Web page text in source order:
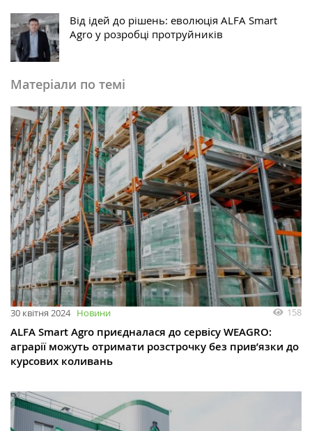
Від ідей до рішень: еволюція ALFA Smart
Agro у розробці протруйників
Матеріали по темі
30 квітня 2024 Новини 158
ALFA Smart Agro приєдналася до сервісу WEAGRO:
аграрії можуть отримати розстрочку без прив’язки до
курсових коливань